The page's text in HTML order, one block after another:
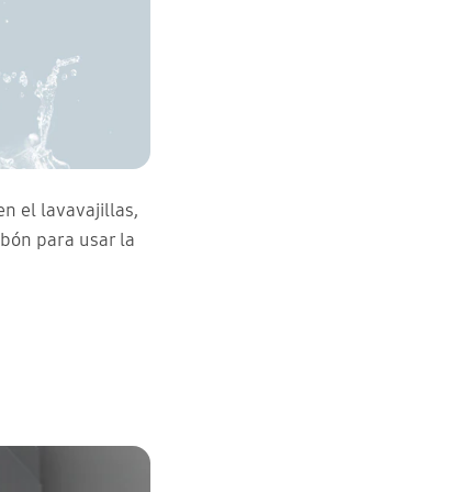
el lavavajillas,
para usar la